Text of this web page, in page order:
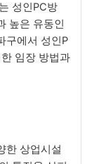
성인PC방
높은 유동인
구에서 성인P
임장 방법과
한 상업시설